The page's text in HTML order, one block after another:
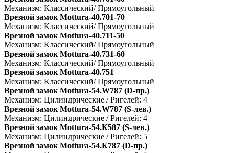
Механизм: Классический/ Прямоугольный
Врезной замок Mottura-40.701-70
Механизм: Классический/ Прямоугольный
Врезной замок Mottura-40.711-50
Механизм: Классический/ Прямоугольный
Врезной замок Mottura-40.731-60
Механизм: Классический/ Прямоугольный
Врезной замок Mottura-40.751
Механизм: Классический/ Прямоугольный
Врезной замок Mottura-54.W787 (D-пр.)
Механизм: Цилиндрические / Ригелей: 4
Врезной замок Mottura-54.W787 (S-лев.)
Механизм: Цилиндрические / Ригелей: 4
Врезной замок Mottura-54.К587 (S-лев.)
Механизм: Цилиндрические / Ригелей: 5
Врезной замок Mottura-54.К787 (D-пр.)